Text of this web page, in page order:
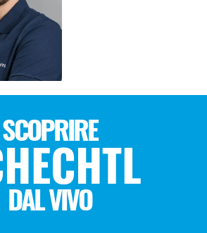
SCOPRIRE
DAL VIVO